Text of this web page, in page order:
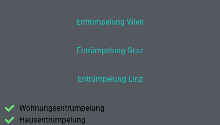
Entrümpelung Wien
Entrümpelung Graz
Entrümpelung Linz
Wohnungsentrümpelung
Hausentrümpelung